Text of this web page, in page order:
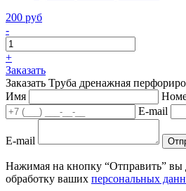
200 руб
-
+
Заказать
Заказать Труба дренажная
Имя
E-mail
E-mail
Нажимая на кнопку “Отправить” вы
обработку ваших персональных